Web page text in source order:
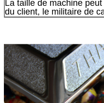
La taille de machine
du client, le militaire de